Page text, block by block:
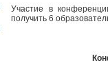
Участие в
получить 6